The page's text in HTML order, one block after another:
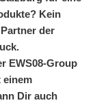
Kein
der
EWS08-Group
einem
Dir auch